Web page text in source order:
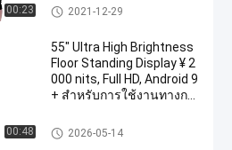
00:23 DIY สมาธิกระจก
2021-12-29
00:48
55" Ultra High Brightness
Floor Standing Display ¥ 2
000 nits, Full HD, Android 9
+ สําหรับการใช้งานทางกา
จอป้ายดิจิตอลภายนอก
2026-05-14